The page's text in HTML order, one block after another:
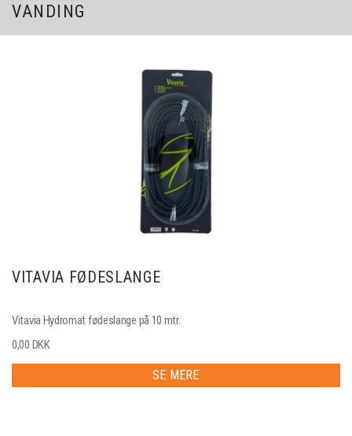
VANDING
VITAVIA FØDESLANGE
Vitavia Hydromat fødeslange på 10 mtr.
0,00 DKK
SE MERE